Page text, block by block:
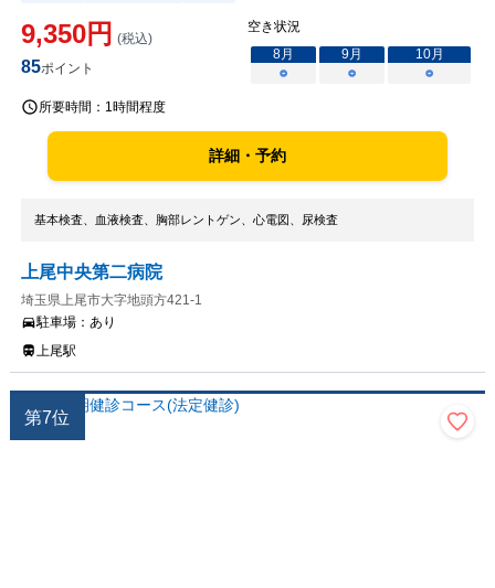
9,350円 (税込)
85ポイント
空き状況
8月 9月 10月
○
○ ○
所要時間： 1時間程度
詳細・予約
基本検査、血液検査、胸部レントゲン、心電図、尿検査
上尾中央第二病院
埼玉県上尾市大字地頭方421-1
駐車場： あり
上尾駅
第7位